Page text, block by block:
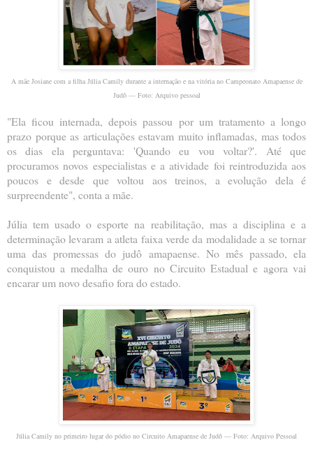
A mãe Josiane com a filha Júlia Camily durante a internação e na vitória no Campeonato Amapaense de
Judô — Foto: Arquivo pessoal
"Ela ficou internada, depois passou por um tratamento a longo
prazo porque as articulações estavam muito inflamadas, mas todos
os dias ela perguntava: 'Quando eu vou voltar?'. Até que
procuramos novos especialistas e a atividade foi reintroduzida aos
poucos e desde que voltou aos treinos, a evolução dela é
surpreendente", conta a mãe.
Júlia tem usado o esporte na reabilitação, mas a disciplina e a
determinação levaram a atleta faixa verde da modalidade a se tornar
uma das promessas do judô amapaense. No mês passado, ela
conquistou a medalha de ouro no Circuito Estadual e agora vai
encarar um novo desafio fora do estado.
Júlia Camily no primeiro lugar do pódio no Circuito Amapaense de Judô — Foto: Arquivo Pessoal